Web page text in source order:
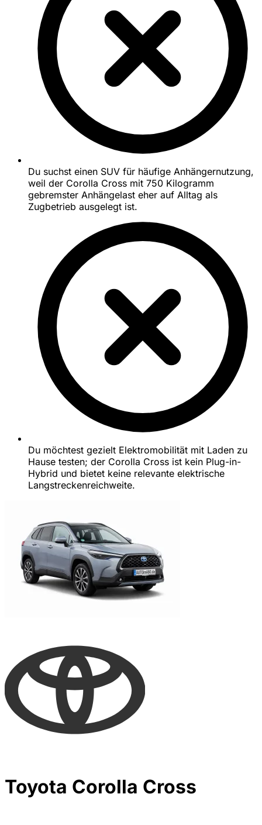
Du suchst einen SUV für häufige Anhängernutzung,
weil der Corolla Cross mit 750 Kilogramm
gebremster Anhängelast eher auf Alltag als
Zugbetrieb ausgelegt ist.
Du möchtest gezielt Elektromobilität mit Laden zu
Hause testen; der Corolla Cross ist kein Plug-in-
Hybrid und bietet keine relevante elektrische
Langstreckenreichweite.
Toyota Corolla Cross